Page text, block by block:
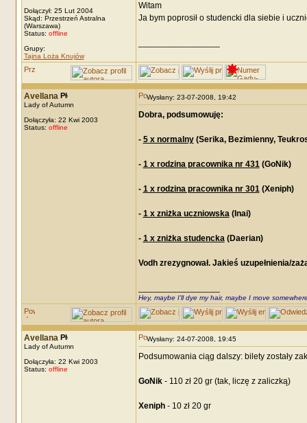
Dołączył: 25 Lut 2004
Skąd: Przestrzeń Astralna
(Warszawa)
Status: offline
Grupy:
Tajna Loża Knujów
Witam
Ja bym poprosił o studencki dla siebie i
Avellana
Lady of Autumn
Dołączyła: 22 Kwi 2003
Status: offline
Wysłany: 23-07-2008, 19:42
Dobra, podsumowuję:
- 5 x normalny(Serika, Bezimienny,
- 1 x rodzina pracownika nr 431(GoNik)
- 1 x rodzina pracownika nr 301(Xeniph)
- 1 x zniżka uczniowska(Inai)
- 1 x zniżka studencka(Daerian)
Vodh zrezygnował. Jakieś uzupełnienia/
Hey, maybe I'll dye my hair, maybe I move
Avellana
Lady of Autumn
Dołączyła: 22 Kwi 2003
Status: offline
Wysłany: 24-07-2008, 19:45
Podsumowania ciąg dalszy: bilety zostały
GoNik- 110 zł 20 gr (tak, liczę z zaliczką)
Xeniph- 10 zł 20 gr